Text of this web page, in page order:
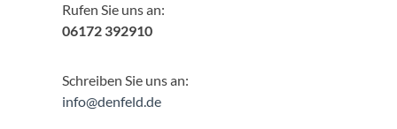
Rufen Sie uns an:
06172 392910
Schreiben Sie uns an:
info@denfeld.de